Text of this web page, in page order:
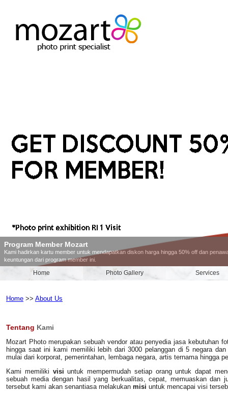
Program Member Mozart
Kami hadirkan kartu member untuk mendapatkan diskon harga hingga 50% off dan
keuntungan dari program member ini.
Home Photo Gallery Services
Home >> About Us
Tentang Kami
Mozart Photo merupakan sebuah vendor atau penyedia jasa kebutuhan
hingga saat ini kami memiliki lebih dari 3000 pelanggan di 5 negara
mulai dari korporat, pemerintahan, lembaga negara, artis ternama hingga
Kami memiliki visi untuk mempermudah setiap orang untuk dapat
sebuah media dengan hasil yang berkualitas, cepat, memuaskan dan
tersebut kami akan senantiasa melakukan misi untuk mencapai visi